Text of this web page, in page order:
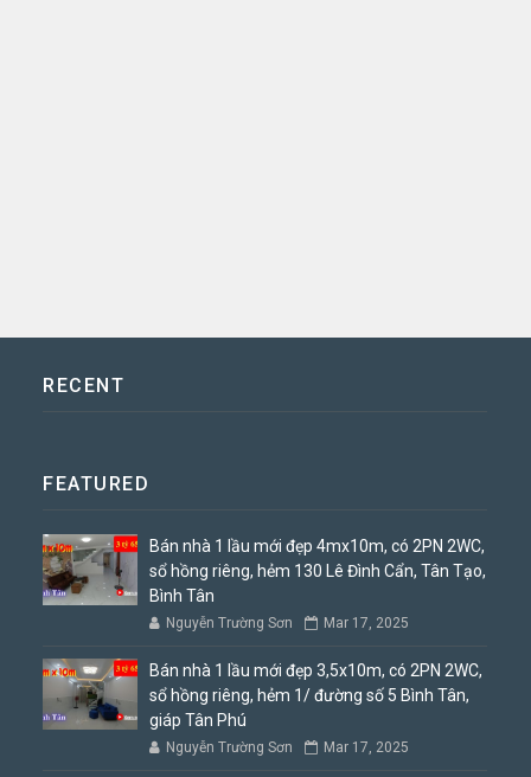
RECENT
FEATURED
Bán nhà 1 lầu mới đẹp 4mx10m, có 2PN 2WC,
sổ hồng riêng, hẻm 130 Lê Đình Cẩn, Tân Tạo,
Bình Tân
Nguyễn Trường Sơn Mar 17, 2025
Bán nhà 1 lầu mới đẹp 3,5x10m, có 2PN 2WC,
sổ hồng riêng, hẻm 1/ đường số 5 Bình Tân,
giáp Tân Phú
Nguyễn Trường Sơn Mar 17, 2025